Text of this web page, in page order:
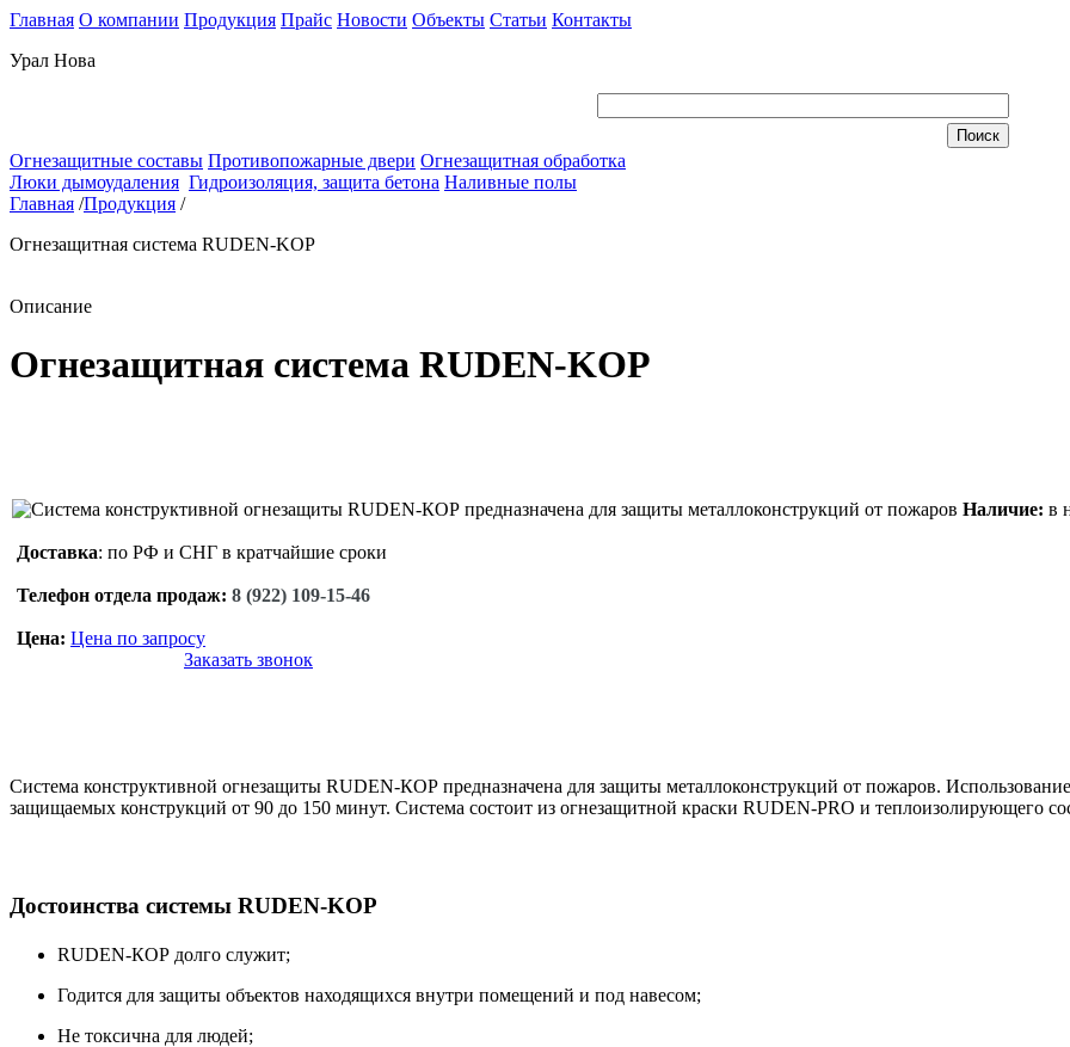
Главная О компании Продукция Прайс Новости Объекты Статьи Контакты
Урал Нова
Огнезащитные составы Противопожарные двери Огнезащитная обработка
Люки дымоудаления Гидроизоляция, защита бетона Наливные полы
Главная /Продукция /
Огнезащитная система RUDEN-KOP
Описание
Огнезащитная система RUDEN-KOP
Наличие: в
Доставка: по РФ и СНГ в кратчайшие сроки
Телефон отдела продаж: 8 (922) 109-15-46
Цена: Цена по запросу
Заказать звонок
Система конструктивной огнезащиты RUDEN-КОР предназначена для защиты металлоконструкций от пожаров. Использование
защищаемых конструкций от 90 до 150 минут. Система состоит из огнезащитной краски RUDEN-PRO и теплоизолирующего
Достоинства системы RUDEN-KOP
RUDEN-КОР долго служит;
Годится для защиты объектов находящихся внутри помещений и под навесом;
Не токсична для людей;